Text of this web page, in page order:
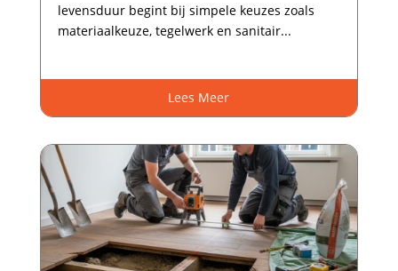
levensduur begint bij simpele keuzes zoals
materiaalkeuze, tegelwerk en sanitair...
Lees Meer